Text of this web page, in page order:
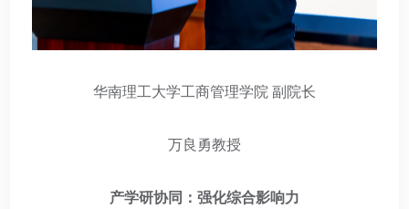
华南理工大学工商管理学院 副院长
万良勇教授
产学研协同：强化综合影响力